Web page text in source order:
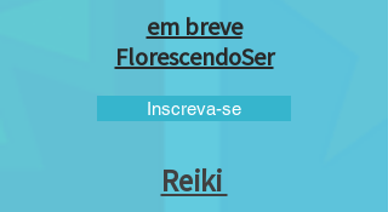
em breve
FlorescendoSer
Inscreva-se
Reiki